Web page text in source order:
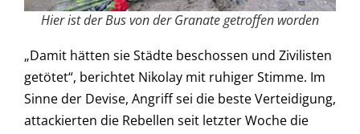
Hier ist der Bus von der Granate getroffen worden
„Damit hätten sie Städte beschossen und Zivilisten
getötet“, berichtet Nikolay mit ruhiger Stimme. Im
Sinne der Devise, Angriff sei die beste Verteidigung,
attackierten die Rebellen seit letzter Woche die